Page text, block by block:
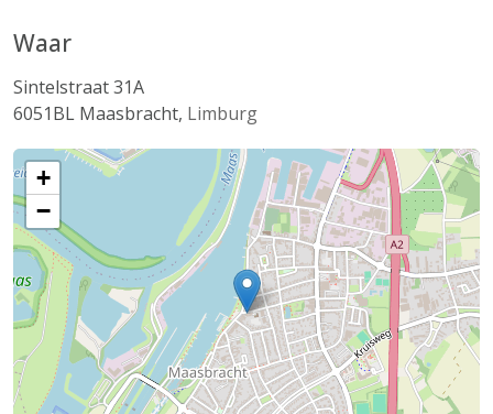
Waar
Sintelstraat 31A
6051BL Maasbracht, Limburg
+
−